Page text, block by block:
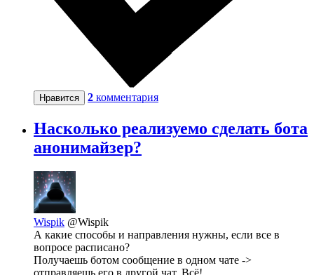
Нравится 2 комментария
Насколько реализуемо сделать бота
анонимайзер?
Wispik @Wispik
А какие способы и направления нужны, если все в
вопросе расписано?
Получаешь ботом сообщение в одном чате ->